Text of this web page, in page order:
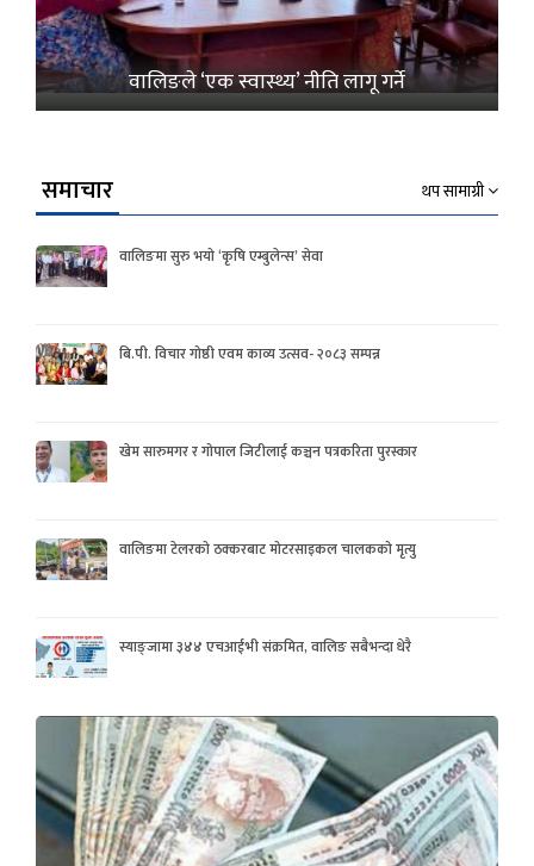
वालिङले ‘एक स्वास्थ्य’ नीति लागू गर्ने
समाचार थप सामाग्री
वालिङमा सुरु भयो ‘कृषि एम्बुलेन्स’ सेवा
बि.पी. विचार गोष्ठी एवम काव्य उत्सव- २०८३ सम्पन्न
खेम सारुमगर र गोपाल जिटीलाई कञ्चन पत्रकरिता पुरस्कार
वालिङमा टेलरको ठक्करबाट मोटरसाइकल चालकको मृत्यु
स्याङ्जामा ३४४ एचआईभी संक्रमित, वालिङ सबैभन्दा धेरै